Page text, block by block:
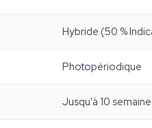
Hybride (50 %
Photopériodique
Jusqu'à 10